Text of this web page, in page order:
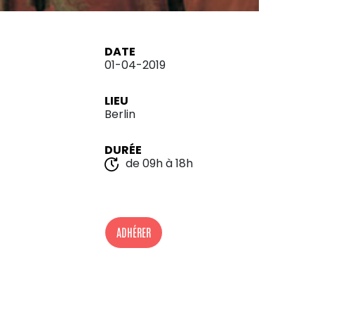
DATE
01-04-2019
LIEU
Berlin
DURÉE
de 09h à 18h
ADHÉRER